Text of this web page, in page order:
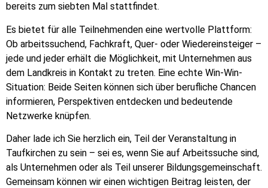
bereits zum siebten Mal stattfindet.
Es bietet für alle Teilnehmenden eine wertvolle Plattform:
Ob arbeitssuchend, Fachkraft, Quer- oder Wiedereinsteiger –
jede und jeder erhält die Möglichkeit, mit Unternehmen aus
dem Landkreis in Kontakt zu treten. Eine echte Win-Win-
Situation: Beide Seiten können sich über berufliche Chancen
informieren, Perspektiven entdecken und bedeutende
Netzwerke knüpfen.
Daher lade ich Sie herzlich ein, Teil der Veranstaltung in
Taufkirchen zu sein – sei es, wenn Sie auf Arbeitssuche sind,
als Unternehmen oder als Teil unserer Bildungsgemeinschaft.
Gemeinsam können wir einen wichtigen Beitrag leisten, der